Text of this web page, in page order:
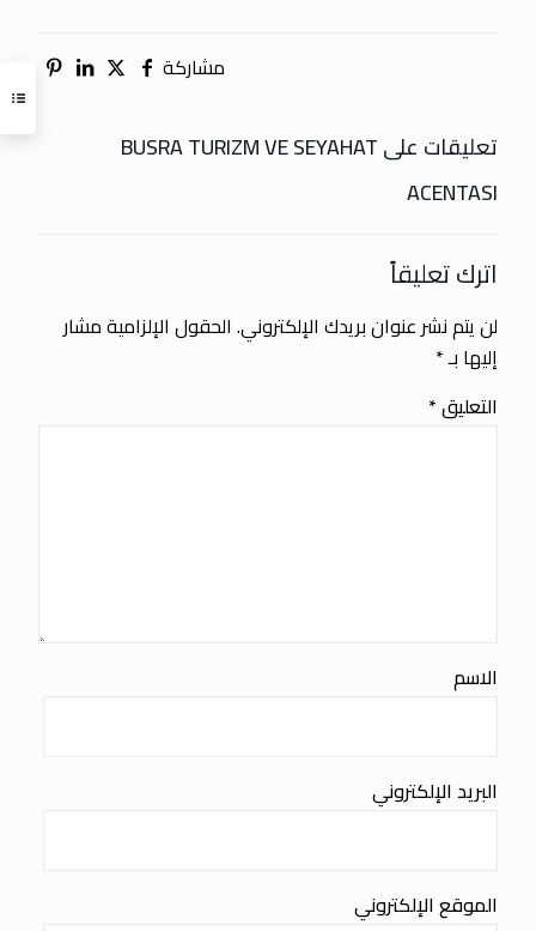
مشاركة
تعليقات على BUSRA TURIZM VE SEYAHAT
ACENTASI
اترك تعليقاً
لن يتم نشر عنوان بريدك الإلكتروني. الحقول الإلزامية مشار
إليها بـ*
التعليق*
الاسم
البريد الإلكتروني
الموقع الإلكتروني